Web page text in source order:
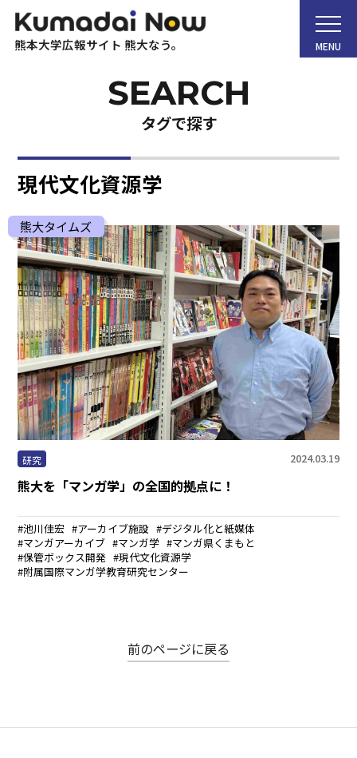
熊本大学広報サイト 熊大なう。
タグで探す
現代文化資源学
熊大タイムズ
研究 2024.03.19
熊大を「マンガ学」の全国的拠点に！
池川佳宏 アーカイブ施設
デジタル化と紙媒体
マンガアーカイブ
マンガ学
マンガ県くまもと
保管ボックス開発
現代文化資源学
附属国際マンガ学教育研究センター
前のページに戻る
MENU
ホーム
Kumadai Now（熊大なう。）とは
熊大タイムズ
熊大チャンネル
まちなかキャンパス
熊大通信
熊大メールマガジン登録のご案内